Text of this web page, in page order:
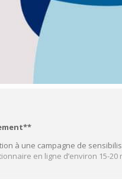
à une campagne de
en ligne d’environ 15-